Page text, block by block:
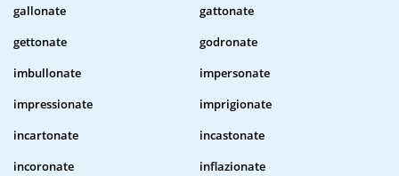
gallonate
gattonate
gettonate
godronate
imbullonate
impersonate
impressionate
imprigionate
incartonate
incastonate
incoronate
inflazionate